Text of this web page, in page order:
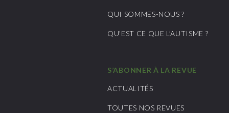
QUI SOMMES-NOUS ?
QU’EST CE QUE L’AUTISME ?
S’ABONNER À LA REVUE
ACTUALITÉS
TOUTES NOS REVUES